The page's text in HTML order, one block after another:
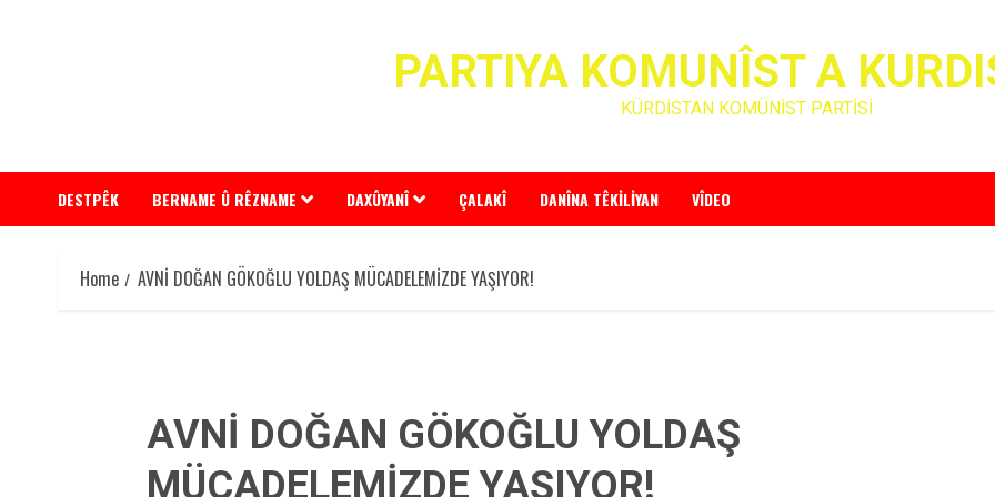
PARTIYA KOMUNÎST A
KÜRDİSTAN KOMÜNİST PARTİSİ
DESTPÊK BERNAME Û RÊZNAME DAXÛYANÎ ÇALAKÎ DANÎNA TÊKILIYAN VÎDEO
Home AVNİ DOĞAN GÖKOĞLU YOLDAŞ MÜCADELEMİZDE YAŞIYOR!
AVNİ DOĞAN GÖKOĞLU YOLDAŞ
MÜCADELEMİZDE YAŞIYOR!